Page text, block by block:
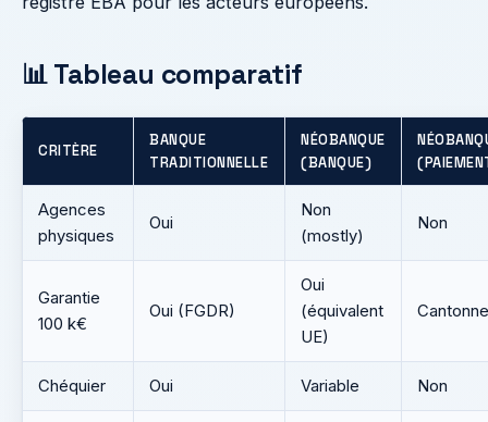
📊 Tableau comparatif
CRITÈRE
BANQUE
TRADITIONNELLE
NÉOBANQUE
(BANQUE)
Agences
physiques
Oui
Non
(mostly)
Non
Garantie
100 k€
Oui (FGDR)
Oui
(équivalent
UE)
Chéquier Oui Variable Non